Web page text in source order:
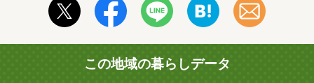
この地域の暮らしデータ